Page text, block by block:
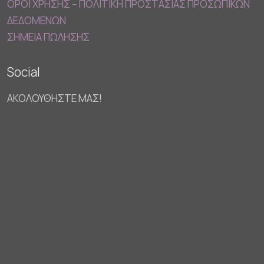
ΟΡΟΙ ΧΡΗΣΗΣ – ΠΟΛΙΤΙΚΗ ΠΡΟΣΤΑΣΙΑΣ ΠΡΟΣΩΠΙΚΩΝ
ΔΕΔΟΜΕΝΩΝ
ΣΗΜΕΙΑ ΠΩΛΗΣΗΣ
Social
ΑΚΟΛΟΥΘΗΣΤΕ ΜΑΣ!